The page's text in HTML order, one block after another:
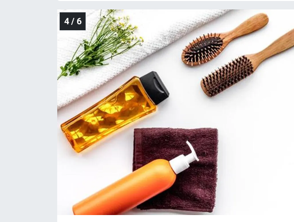
4 / 6